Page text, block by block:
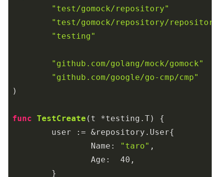
"test/gomock/repository"
"test/gomock/repository/
"testing"
"github.com/golang/mock/gomock"
"github.com/google/go-cmp/cmp"
)
func TestCreate (t *testing.T)
{
		Name:
"taro" ,
		Age:
40 ,